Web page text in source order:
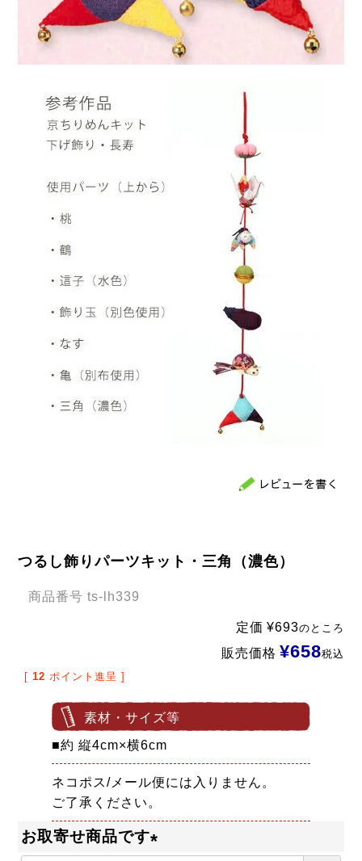
つるし飾りパーツキット・三角（濃色）
商品番号 ts-lh339
定価 ¥693のところ
販売価格 ¥658税込
[ 12 ポイント進呈 ]
素材・サイズ等
■約 縦4cm×横6cm
ネコポス/メール便には入りません。
ご了承ください。
お取寄せ商品です